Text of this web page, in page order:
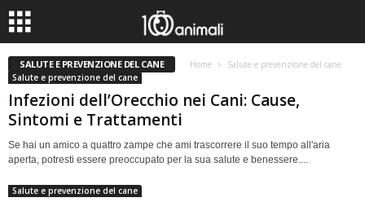
SALUTE E PREVENZIONE DEL CANE Home
Salute e prevenzione del cane
Salute e prevenzione del cane
Infezioni dell’Orecchio nei Cani: Cause,
Sintomi e Trattamenti
Se hai un amico a quattro zampe che ami trascorrere il suo tempo all'aria
aperta, potresti essere preoccupato per la sua salute e benessere....
Salute e prevenzione del cane